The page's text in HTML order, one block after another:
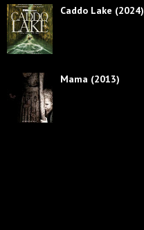
Caddo Lake (2024)
Mama (2013)